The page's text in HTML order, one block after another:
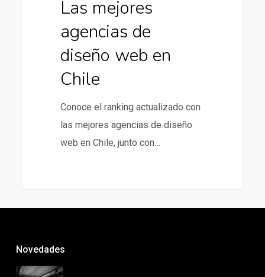
Las mejores
agencias de
diseño web en
Chile
Conoce el ranking actualizado con
las mejores agencias de diseño
web en Chile, junto con…
Novedades